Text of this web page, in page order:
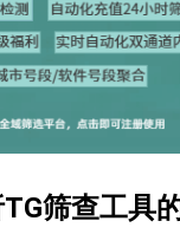
筛查工具